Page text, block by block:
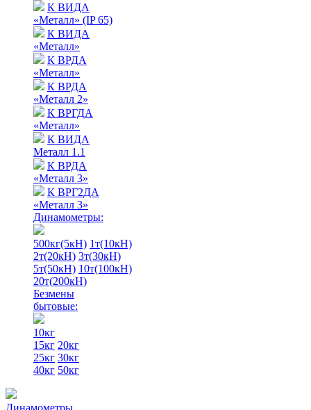
К ВИДА
«Металл» (IP 65)
К ВИДА
«Металл»
К ВРДА
«Металл»
К ВРДА
«Металл 2»
К ВРГДА
«Металл»
К ВИДА
Металл 1.1
К ВРДА
«Металл 3»
К ВРГ2ДА
«Металл 3»
Динамометры:
500кг(5кН) 1т(10кН)
2т(20кН) 3т(30кН)
5т(50кН) 10т(100кН)
20т(200кН)
Безмены
бытовые:
10кг
15кг 20кг
25кг 30кг
40кг 50кг
Динамометры